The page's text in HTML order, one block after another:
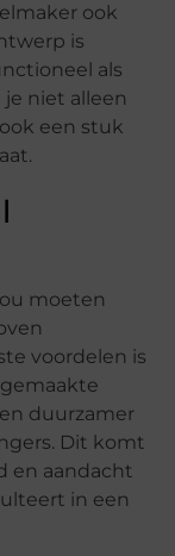
ook
is
als
niet alleen
een stuk
moeten
voordelen is
duurzamer
Dit komt
en aandacht
in een